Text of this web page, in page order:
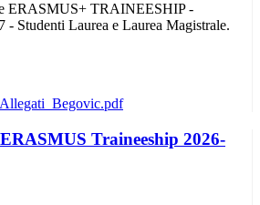
ERASMUS+ TRAINEESHIP -
Studenti Laurea e Laurea Magistrale.
Traineeship 2026-